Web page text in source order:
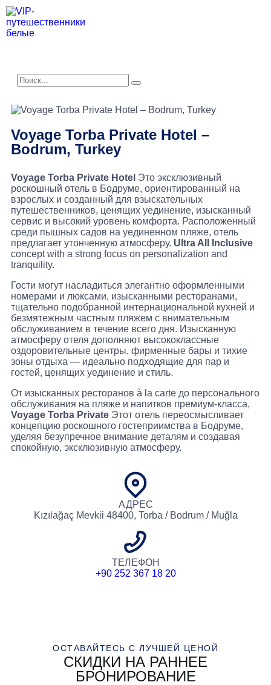
Voyage Torba Private Hotel –
Bodrum, Turkey
Voyage Torba Private Hotel Это эксклюзивный
роскошный отель в Бодруме, ориентированный на
взрослых и созданный для взыскательных
путешественников, ценящих уединение, изысканный
сервис и высокий уровень комфорта. Расположенный
среди пышных садов на уединенном пляже, отель
предлагает утонченную атмосферу. Ultra All Inclusive
concept with a strong focus on personalization and
tranquility.
Гости могут насладиться элегантно оформленными
номерами и люксами, изысканными ресторанами,
тщательно подобранной интернациональной кухней и
безмятежным частным пляжем с внимательным
обслуживанием в течение всего дня. Изысканную
атмосферу отеля дополняют высококлассные
оздоровительные центры, фирменные бары и тихие
зоны отдыха — идеально подходящие для пар и
гостей, ценящих уединение и стиль.
От изысканных ресторанов à la carte до персонального
обслуживания на пляже и напитков премиум-класса,
Voyage Torba Private Этот отель переосмысливает
концепцию роскошного гостеприимства в Бодруме,
уделяя безупречное внимание деталям и создавая
спокойную, эксклюзивную атмосферу.
АДРЕС
Kızılağaç Mevkii 48400, Torba / Bodrum / Muğla
ТЕЛЕФОН
+90 252 367 18 20
ОСТАВАЙТЕСЬ С ЛУЧШЕЙ ЦЕНОЙ
СКИДКИ НА РАННЕЕ
БРОНИРОВАНИЕ